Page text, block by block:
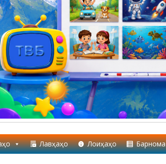
Лавҳаҳо Лоиҳаҳо Барнома